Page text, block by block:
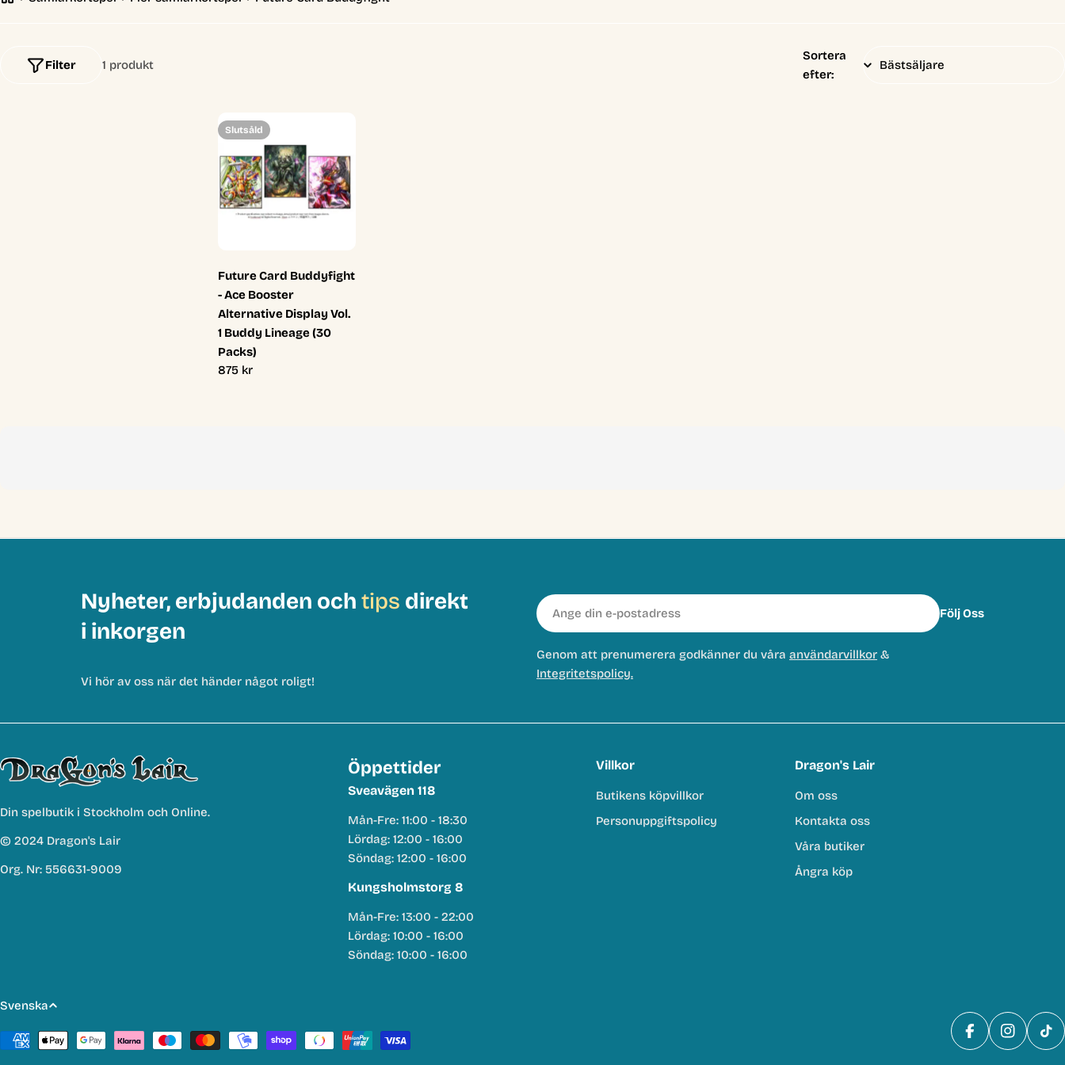
1 produkt
Filter
Sortera
efter:
Slutsåld
Future Card Buddyfight
- Ace Booster
Alternative Display Vol.
1 Buddy Lineage (30
Packs)
Ordinarie
875 kr
Nyheter, erbjudanden och tips direkt
i inkorgen
Vi hör av oss när det händer något roligt!
E-
post
Följ Oss
Genom att prenumerera godkänner du våra användarvillkor &
Integritetspolicy.
Din spelbutik i Stockholm och Online.
© 2024 Dragon's Lair
Org. Nr: 556631-9009
Öppettider
Sveavägen 118
Mån-Fre: 11:00 - 18:30
Lördag: 12:00 - 16:00
Söndag: 12:00 - 16:00
Kungsholmstorg 8
Mån-Fre: 13:00 - 22:00
Lördag: 10:00 - 16:00
Söndag: 10:00 - 16:00
Villkor
Butikens köpvillkor
Personuppgiftspolicy
Dragon's Lair
Om oss
Kontakta oss
Våra butiker
Ångra köp
S
p
Svenska
Betalmetoder Facebook